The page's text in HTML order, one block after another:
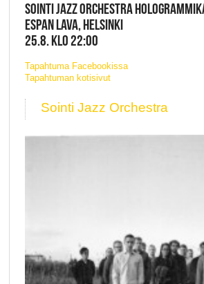
SOINTI JAZZ ORCHESTRA
ESPAN LAVA, HELSINKI
25.8. KLO 22:00
Tapahtuma Facebookissa
Tapahtuman kotisivut
Sointi Jazz Orchestra